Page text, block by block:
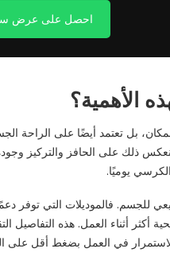
احصل على عرض
الأهمية؟
بل تعتمد أيضًا على
ذلك على الحافز والتركيز
يوميًا.
للجسم. فالموديلات التي توفر
أثناء العمل. هذه التفاصيل
في العمل بضغط أقل على